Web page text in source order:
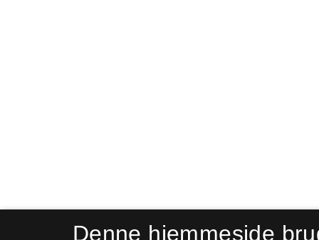
Denne hjemmeside